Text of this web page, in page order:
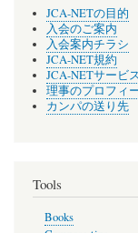
JCA-NETの目的
入会のご案内
入会案内チラシ
JCA-NET規約
JCA-NETサービ
理事のプロフィ
カンパの送り先
Tools
Books